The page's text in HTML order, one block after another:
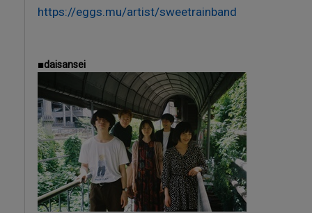
https://eggs.mu/artist/sweetrainband
■daisansei